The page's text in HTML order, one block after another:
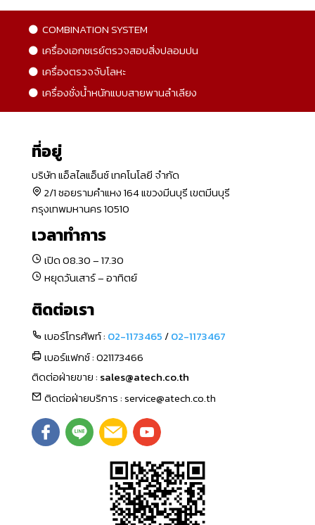
COMBINATION SYSTEM
เครื่องเอกซเรย์ตรวจสอบสิ่งปลอมปน
เครื่องตรวจจับโลหะ
เครื่องชั่งน้ำหนักแบบสายพานลำเลียง
ที่อยู่
บริษัท แอ็ลไลแอ็นซ์ เทคโนโลยี จำกัด
2/1 ซอยรามคำแหง 164 แขวงมีนบุรี เขตมีนบุรี
กรุงเทพมหานคร 10510
เวลาทำการ
เปิด 08.30 – 17.30
หยุดวันเสาร์ – อาทิตย์
ติดต่อเรา
เบอร์โทรศัพท์ : 02-1173465 /02-1173467
เบอร์แฟกซ์ : 021173466
ติดต่อฝ่ายขาย : sales@atech.co.th
ติดต่อฝ่ายบริการ : service@atech.co.th